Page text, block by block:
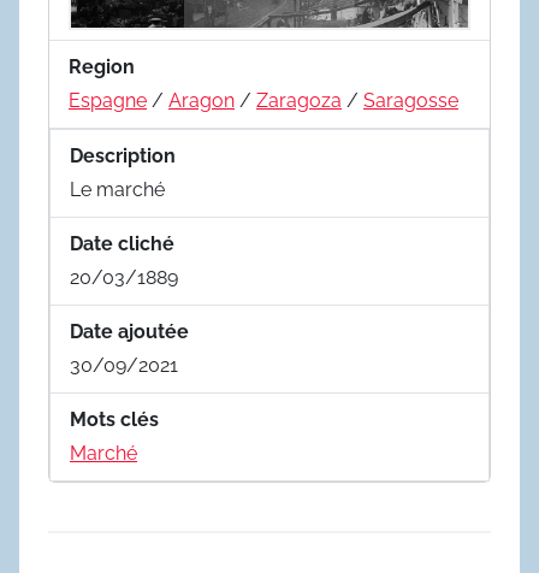
Region
Espagne / Aragon / Zaragoza / Saragosse
Description
Le marché
Date cliché
20/03/1889
Date ajoutée
30/09/2021
Mots clés
Marché